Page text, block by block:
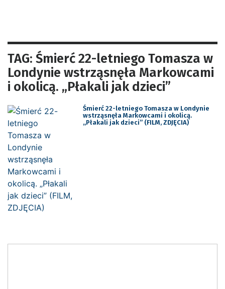
TAG: Śmierć 22-letniego Tomasza w
Londynie wstrząsnęła Markowcami
i okolicą. „Płakali jak dzieci”
Śmierć 22-letniego Tomasza w Londynie
wstrząsnęła Markowcami i okolicą.
„Płakali jak dzieci” (FILM, ZDJĘCIA)